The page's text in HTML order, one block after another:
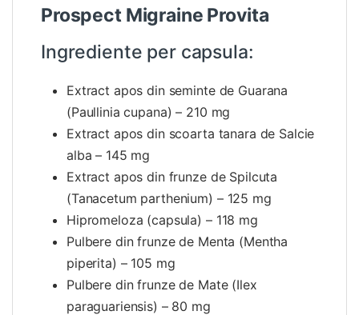
Prospect Migraine Provita
Ingrediente per capsula:
Extract apos din seminte de Guarana
(Paullinia cupana) – 210 mg
Extract apos din scoarta tanara de Salcie
alba – 145 mg
Extract apos din frunze de Spilcuta
(Tanacetum parthenium) – 125 mg
Hipromeloza (capsula) – 118 mg
Pulbere din frunze de Menta (Mentha
piperita) – 105 mg
Pulbere din frunze de Mate (Ilex
paraguariensis) – 80 mg